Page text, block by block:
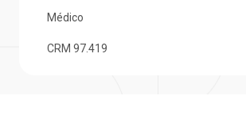
Clínica Medicina da Mulher
de Benchmarking
frequentes
Médico
CRM 97.419